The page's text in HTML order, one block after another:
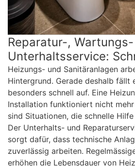
Reparatur-,
Unterhaltsservice:
Heizungs- und Sanitäranlagen
Hintergrund. Gerade deshalb fällt
besonders schnell auf. Eine
Installation funktioniert nicht
sind Situationen, die schnelle
Der Unterhalts- und
sorgt dafür, dass technische
zuverlässig arbeiten.
erhöhen die Lebensdauer von